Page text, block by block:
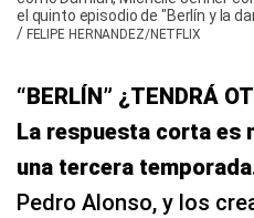
el quinto episodio de "Berlín y la
/ FELIPE HERNANDEZ/NETFLIX
“BERLÍN” ¿TENDRÁ
La respuesta corta es
una tercera
Pedro Alonso, y los